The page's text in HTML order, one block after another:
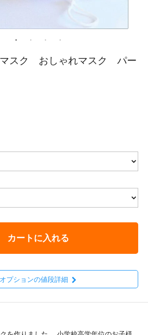
スク おしゃれマスク パー
カートに入れる
オプションの値段詳細